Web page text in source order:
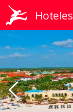
Hoteles